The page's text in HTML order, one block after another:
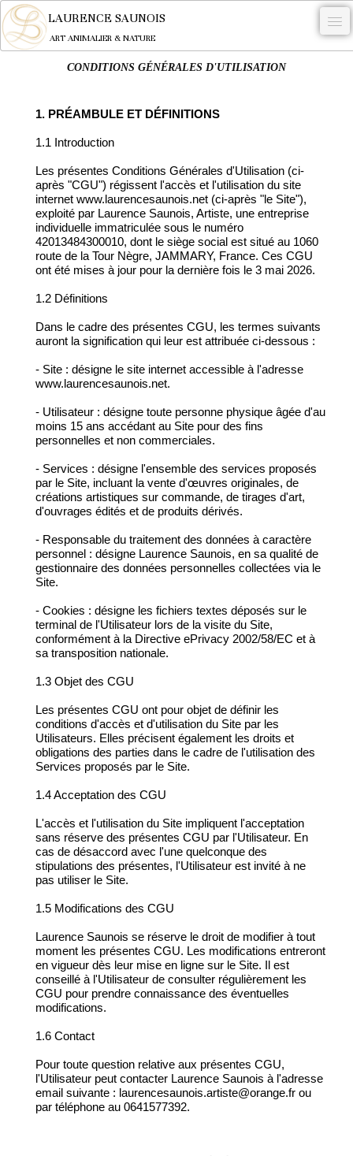
LAURENCE SAUNOIS
ART ANIMALIER & NATURE
NYMPHEUS LUMINANSIS.
OEUVRES
BECASSE
COMMANDE
L'ARTISTE.
NEWS
0
CONDITIONS GÉNÉRALES D'UTILISATION
1. PRÉAMBULE ET DÉFINITIONS
1.1 Introduction
Les présentes Conditions Générales d'Utilisation (ci-
après "CGU") régissent l'accès et l'utilisation du site
internet www.laurencesaunois.net (ci-après "le Site"),
exploité par Laurence Saunois, Artiste, une entreprise
individuelle immatriculée sous le numéro
42013484300010, dont le siège social est situé au 1060
route de la Tour Nègre, JAMMARY, France. Ces CGU
ont été mises à jour pour la dernière fois le 3 mai 2026.
1.2 Définitions
Dans le cadre des présentes CGU, les termes suivants
auront la signification qui leur est attribuée ci-dessous :
- Site : désigne le site internet accessible à l'adresse
www.laurencesaunois.net.
- Utilisateur : désigne toute personne physique âgée d'au
moins 15 ans accédant au Site pour des fins
personnelles et non commerciales.
- Services : désigne l'ensemble des services proposés
par le Site, incluant la vente d'œuvres originales, de
créations artistiques sur commande, de tirages d'art,
d'ouvrages édités et de produits dérivés.
- Responsable du traitement des données à caractère
personnel : désigne Laurence Saunois, en sa qualité de
gestionnaire des données personnelles collectées via le
Site.
- Cookies : désigne les fichiers textes déposés sur le
terminal de l'Utilisateur lors de la visite du Site,
conformément à la Directive ePrivacy 2002/58/EC et à
sa transposition nationale.
1.3 Objet des CGU
Les présentes CGU ont pour objet de définir les
conditions d'accès et d'utilisation du Site par les
Utilisateurs. Elles précisent également les droits et
obligations des parties dans le cadre de l'utilisation des
Services proposés par le Site.
1.4 Acceptation des CGU
L'accès et l'utilisation du Site impliquent l'acceptation
sans réserve des présentes CGU par l'Utilisateur. En
cas de désaccord avec l'une quelconque des
stipulations des présentes, l'Utilisateur est invité à ne
pas utiliser le Site.
1.5 Modifications des CGU
Laurence Saunois se réserve le droit de modifier à tout
moment les présentes CGU. Les modifications entreront
en vigueur dès leur mise en ligne sur le Site. Il est
conseillé à l'Utilisateur de consulter régulièrement les
CGU pour prendre connaissance des éventuelles
modifications.
1.6 Contact
Pour toute question relative aux présentes CGU,
l'Utilisateur peut contacter Laurence Saunois à l'adresse
email suivante : laurencesaunois.artiste@orange.fr ou
par téléphone au 0641577392.